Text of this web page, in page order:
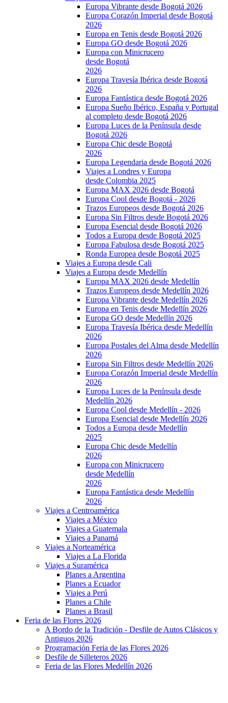
Europa Vibrante desde Bogotá 2026
Europa Corazón Imperial desde Bogotá
2026
Europa en Tenis desde Bogotá 2026
Europa GO desde Bogotá 2026
Europa con Minicrucero
desde Bogotá
2026
Europa Travesía Ibérica desde Bogotá
2026
Europa Fantástica desde Bogotá 2026
Europa Sueño Ibérico, España y Portugal
al completo desde Bogotá 2026
Europa Luces de la Península desde
Bogotá 2026
Europa Chic desde Bogotá
2026
Europa Legendaria desde Bogotá 2026
Viajes a Londres y Europa
desde Colombia 2025
Europa MAX 2026 desde Bogotá
Europa Cool desde Bogotá - 2026
Trazos Europeos desde Bogotá 2026
Europa Sin Filtros desde Bogotá 2026
Europa Esencial desde Bogotá 2026
Todos a Europa desde Bogotá 2025
Europa Fabulosa desde Bogotá 2025
Ronda Europea desde Bogotá 2025
Viajes a Europa desde Cali
Viajes a Europa desde Medellín
Europa MAX 2026 desde Medellín
Trazos Europeos desde Medellín 2026
Europa Vibrante desde Medellín 2026
Europa en Tenis desde Medellín 2026
Europa GO desde Medellín 2026
Europa Travesía Ibérica desde Medellín
2026
Europa Postales del Alma desde Medellín
2026
Europa Sin Filtros desde Medellín 2026
Europa Corazón Imperial desde Medellín
2026
Europa Luces de la Península desde
Medellín 2026
Europa Cool desde Medellín - 2026
Europa Esencial desde Medellín 2026
Todos a Europa desde Medellín
2025
Europa Chic desde Medellín
2026
Europa con Minicrucero
desde Medellín
2026
Europa Fantástica desde Medellín
2026
Viajes a Centroamérica
Viajes a México
Viajes a Guatemala
Viajes a Panamá
Viajes a Norteamérica
Viajes a La Florida
Viajes a Suramérica
Planes a Argentina
Planes a Ecuador
Viajes a Perú
Planes a Chile
Planes a Brasil
Feria de las Flores 2026
A Bordo de la Tradición - Desfile de Autos Clásicos y
Antiguos 2026
Programación Feria de las Flores 2026
Desfile de Silleteros 2026
Feria de las Flores Medellín 2026